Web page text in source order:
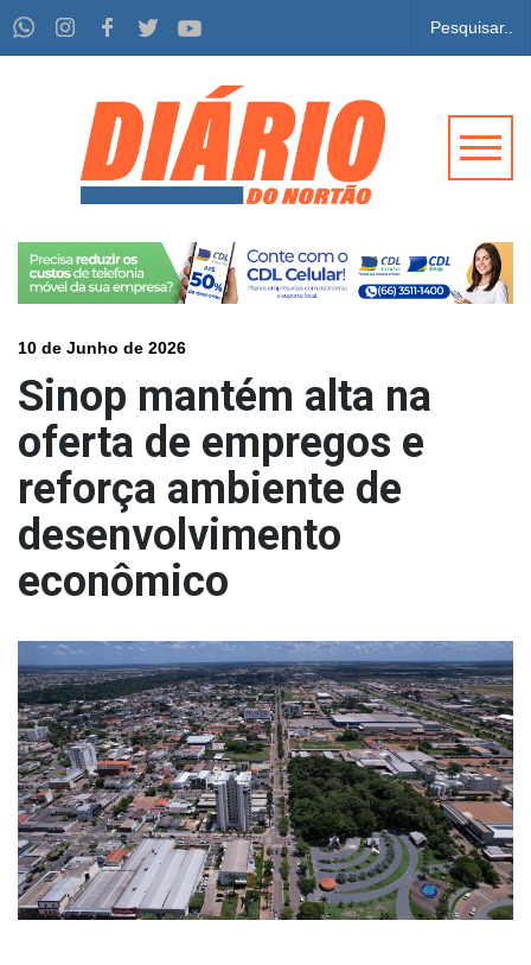
10 de Junho de 2026
Sinop mantém alta na
oferta de empregos e
reforça ambiente de
desenvolvimento
econômico